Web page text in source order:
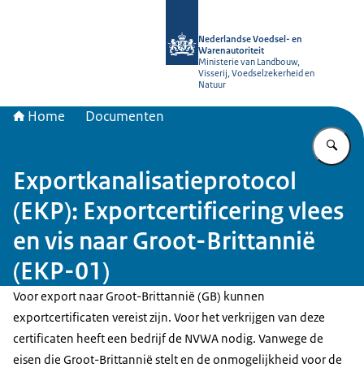
Nederlandse Voedsel- en
Warenautoriteit
Ministerie van Landbouw,
Visserij, Voedselzekerheid en
Natuur
Home Documenten
Exportkanalisatieprotocol
(EKP): Exportcertificering vlees
en vis naar Groot-Brittannië
(EKP-01)
Voor export naar Groot-Brittannië (GB) kunnen
exportcertificaten vereist zijn. Voor het verkrijgen van deze
certificaten heeft een bedrijf de NVWA nodig. Vanwege de
eisen die Groot-Brittannië stelt en de onmogelijkheid voor de